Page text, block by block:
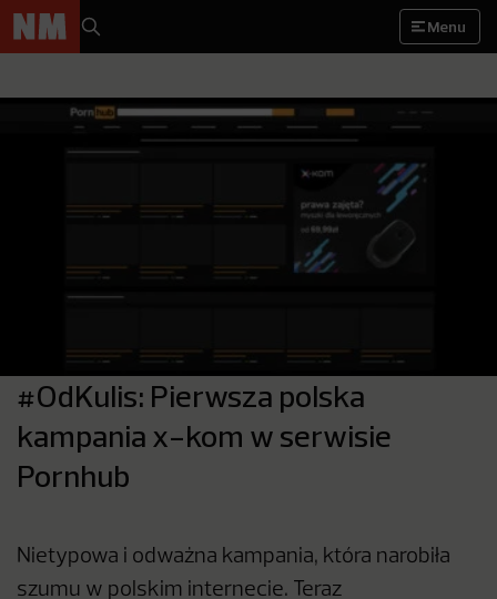
Menu
#OdKulis: Pierwsza polska
kampania x-kom w serwisie
Pornhub
Nietypowa i odważna kampania, która narobiła
szumu w polskim internecie. Teraz